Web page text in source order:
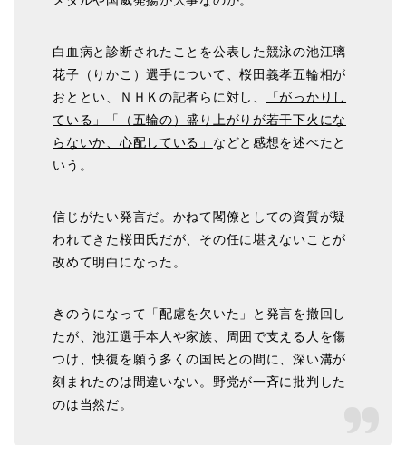
白血病と診断されたことを公表した競泳の池江璃
花子（りかこ）選手について、桜田義孝五輪相が
おととい、ＮＨＫの記者らに対し、
「がっかりし
ている」「（五輪の）盛り上がりが若干下火にな
らないか、心配している」 などと感想を述べたと
いう。
信じがたい発言だ。かねて閣僚としての資質が疑
われてきた桜田氏だが、その任に堪えないことが
改めて明白になった。
きのうになって「配慮を欠いた」と発言を撤回し
たが、池江選手本人や家族、周囲で支える人を傷
つけ、快復を願う多くの国民との間に、深い溝が
刻まれたのは間違いない。野党が一斉に批判した
のは当然だ。